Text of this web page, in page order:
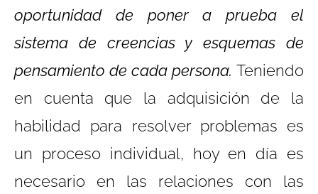
oportunidad de poner a prueba el
sistema de creencias y esquemas de
pensamiento de cada persona. Teniendo
en cuenta que la adquisición de la
habilidad para resolver problemas es
un proceso individual, hoy en día es
necesario en las relaciones con las